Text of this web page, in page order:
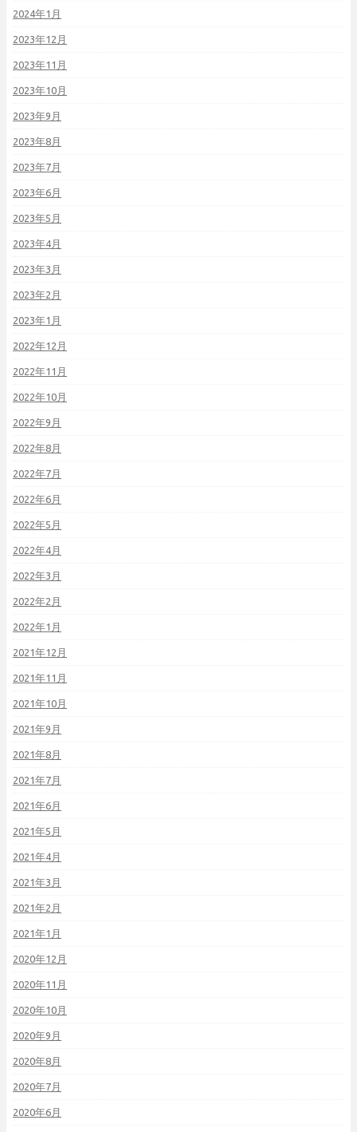
2024年1月
2023年12月
2023年11月
2023年10月
2023年9月
2023年8月
2023年7月
2023年6月
2023年5月
2023年4月
2023年3月
2023年2月
2023年1月
2022年12月
2022年11月
2022年10月
2022年9月
2022年8月
2022年7月
2022年6月
2022年5月
2022年4月
2022年3月
2022年2月
2022年1月
2021年12月
2021年11月
2021年10月
2021年9月
2021年8月
2021年7月
2021年6月
2021年5月
2021年4月
2021年3月
2021年2月
2021年1月
2020年12月
2020年11月
2020年10月
2020年9月
2020年8月
2020年7月
2020年6月